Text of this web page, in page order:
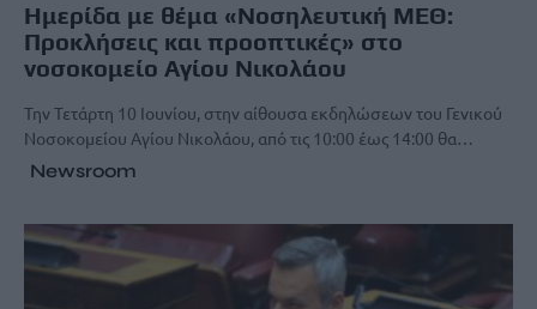
Ημερίδα με θέμα «Νοσηλευτική ΜΕΘ:
Προκλήσεις και προοπτικές» στο
νοσοκομείο Αγίου Νικολάου
Την Τετάρτη 10 Ιουνίου, στην αίθουσα εκδηλώσεων του Γενικού
Νοσοκομείου Αγίου Νικολάου, από τις 10:00 έως 14:00 θα…
Newsroom